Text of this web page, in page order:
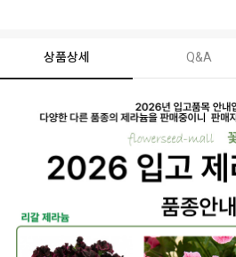
상품상세 Q&A